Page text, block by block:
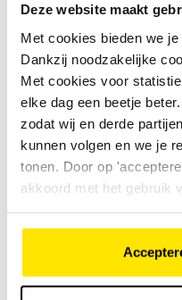
Deze website maakt
Met cookies bieden we
Dankzij noodzakelijke
Met cookies voor
elke dag een beetje
zodat wij en derde
kunnen volgen en we je
tonen. Door op
akkoord met het gebruik
Wat doet
Een fietsenmaker
of de
of de accu nog in
of er een
of de accu
Is het een
Vaak niet, als het gaat